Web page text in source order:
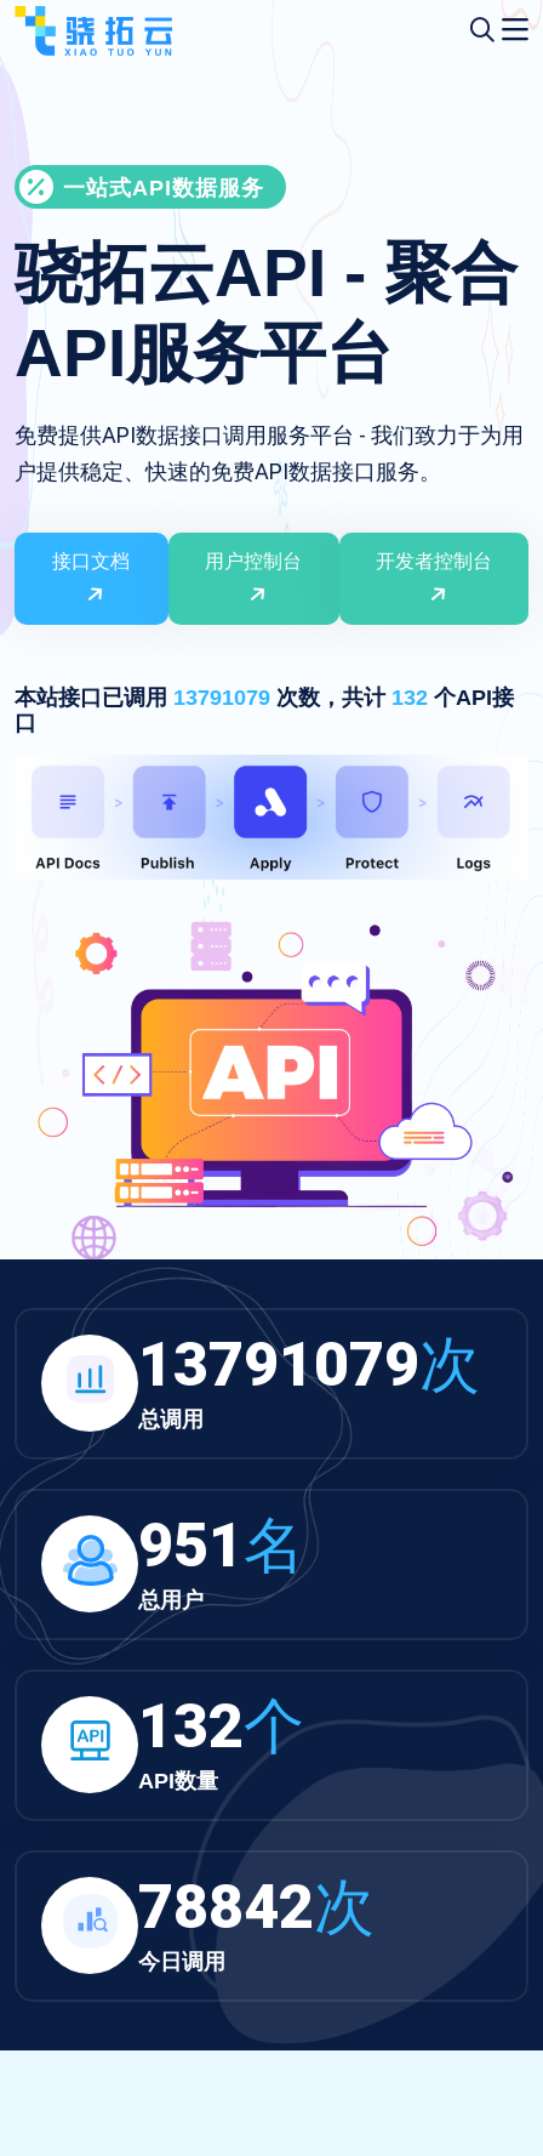
一站式API数据服务
骁拓云API - 聚合
API服务平台
免费提供API数据接口调用服务平台 - 我们致力于为用
户提供稳定、快速的免费API数据接口服务。
接口文档 用户控制台 开发者控制台
本站接口已调用 13791079 次数，共计 132 个API接
口
13791079次
总调用
951名
总用户
132个
API数量
78842次
今日调用